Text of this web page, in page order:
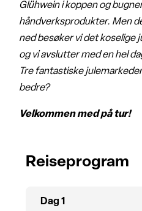
Glühwein i koppen og
håndverksprodukter. Men
ned besøker vi det koselige
og vi avslutter med en hel
Tre fantastiske
bedre?
Velkommen med på tur!
Reiseprogram
Dag 1